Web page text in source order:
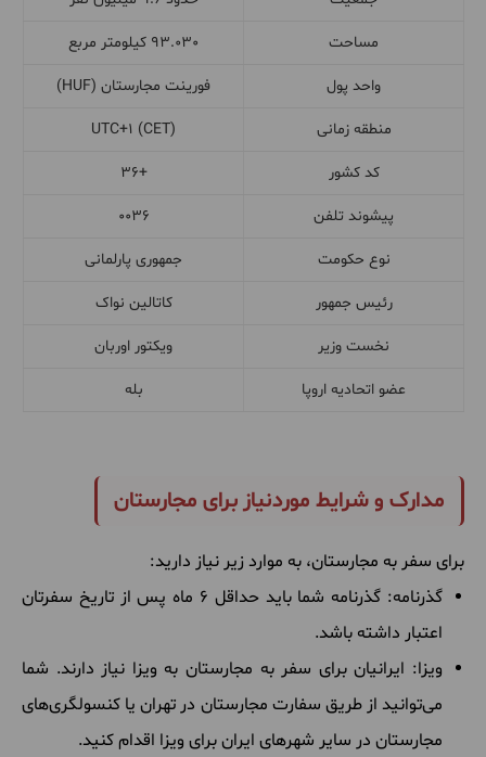
مساحت 93.030 کیلومتر مربع
واحد پول فورینت مجارستان (HUF)
منطقه زمانی UTC+1 (CET)
کد کشور +36
پیشوند تلفن 0036
نوع حکومت جمهوری پارلمانی
رئیس جمهور کاتالین نواک
نخست وزیر ویکتور اوربان
عضو اتحادیه اروپا بله
مدارک و شرایط موردنیاز برای مجارستان
برای سفر به مجارستان، به موارد زیر نیاز دارید:
گذرنامه: گذرنامه شما باید حداقل 6 ماه پس از تاریخ سفرتان
اعتبار داشته باشد.
ویزا: ایرانیان برای سفر به مجارستان به ویزا نیاز دارند. شما
می‌توانید از طریق سفارت مجارستان در تهران یا کنسولگری‌های
مجارستان در سایر شهرهای ایران برای ویزا اقدام کنید.